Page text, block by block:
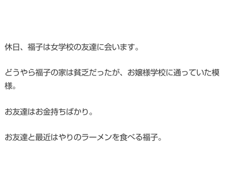
休日、福子は女学校の友達に会います。
どうやら福子の家は貧乏だったが、お嬢様学校に通っていた模
様。
お友達はお金持ちばかり。
お友達と最近はやりのラーメンを食べる福子。